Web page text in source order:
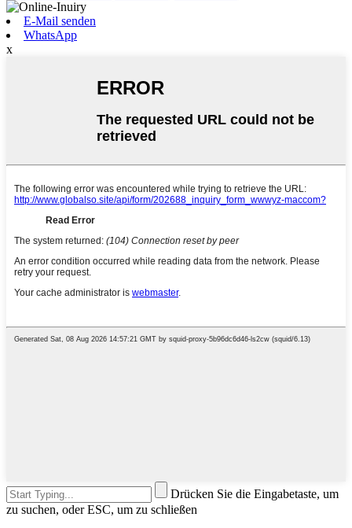
E-Mail senden
WhatsApp
x
Drücken Sie die Eingabetaste, um
zu suchen, oder ESC, um zu schließen